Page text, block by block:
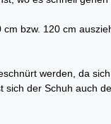
bzw. 120 cm
werden, da
der Schuh auch